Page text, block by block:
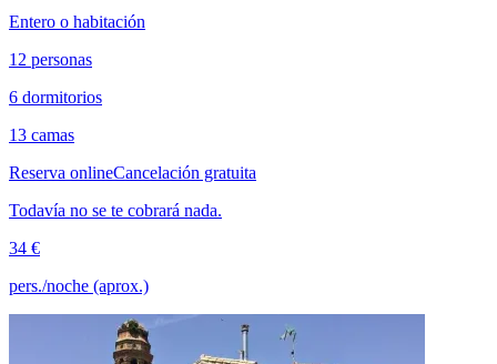
Entero o habitación
12 personas
6 dormitorios
13 camas
Reserva onlineCancelación gratuita
Todavía no se te cobrará nada.
34 €
pers./noche (aprox.)